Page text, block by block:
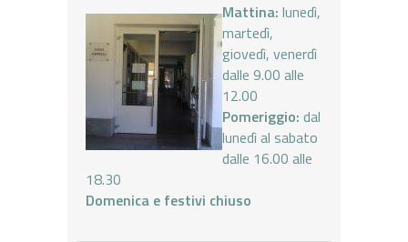
Mattina: lunedì,
martedì,
giovedì, venerdì
dalle 9.00 alle
12.00
Pomeriggio: dal
lunedì al sabato
dalle 16.00 alle
18.30
Domenica e festivi chiuso